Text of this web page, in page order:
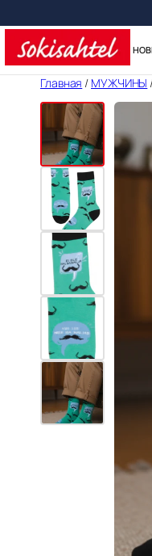
Перейти
содержимому
Главная / МУЖЧИНЫ